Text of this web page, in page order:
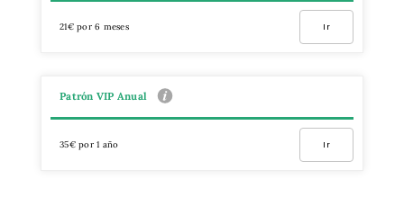
21€ por 6 meses Ir
Patrón VIP Anual
35€ por 1 año Ir